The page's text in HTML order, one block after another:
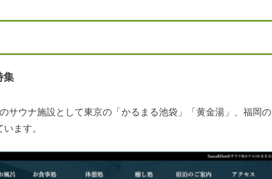
集
サウナ施設として東京の「かるまる池袋」「黄金湯」、福岡の
ます。